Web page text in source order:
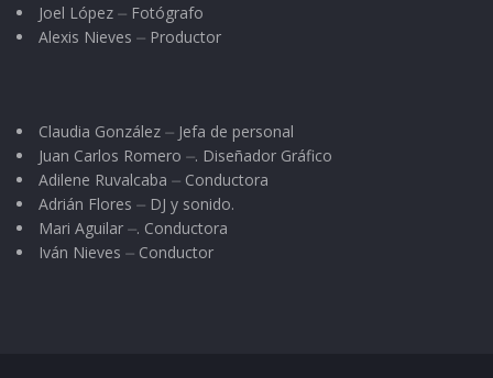
Joel López ⏤ Fotógrafo
Alexis Nieves ⏤ Productor
Claudia González ⏤ Jefa de personal
Juan Carlos Romero ⏤. Diseñador Gráfico
Adilene Ruvalcaba ⏤ Conductora
Adrián Flores ⏤ DJ y sonido.
Mari Aguilar ⏤. Conductora
Iván Nieves ⏤ Conductor